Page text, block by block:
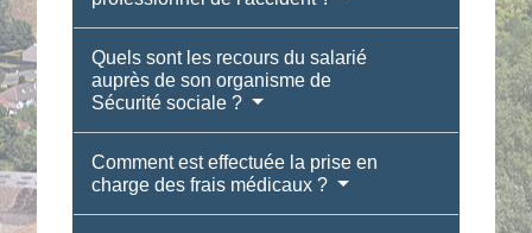
Quels sont les recours du salarié
auprès de son organisme de
Sécurité sociale ?
Comment est effectuée la prise en
charge des frais médicaux ?